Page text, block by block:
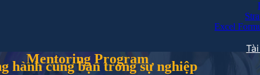
Excel
Mentoring Program
hành cùng bạn trong sự nghiệp